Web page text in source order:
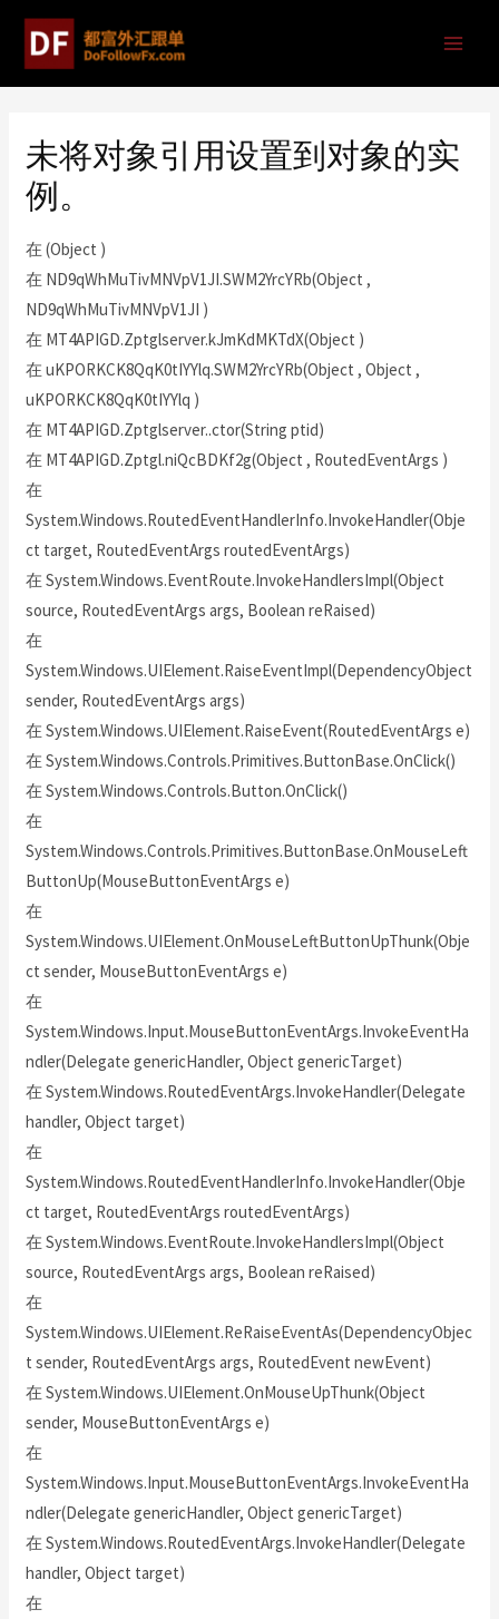
未将对象引用设置到对象的实
例。
在 (Object )
在 ND9qWhMuTivMNVpV1JI.SWM2YrcYRb(Object ,
ND9qWhMuTivMNVpV1JI )
在 MT4APIGD.Zptglserver.kJmKdMKTdX(Object )
在 uKPORKCK8QqK0tIYYlq.SWM2YrcYRb(Object , Object ,
uKPORKCK8QqK0tIYYlq )
在 MT4APIGD.Zptglserver..ctor(String ptid)
在 MT4APIGD.Zptgl.niQcBDKf2g(Object , RoutedEventArgs )
在
System.Windows.RoutedEventHandlerInfo.InvokeHandler(Obje
ct target, RoutedEventArgs routedEventArgs)
在 System.Windows.EventRoute.InvokeHandlersImpl(Object
source, RoutedEventArgs args, Boolean reRaised)
在
System.Windows.UIElement.RaiseEventImpl(DependencyObject
sender, RoutedEventArgs args)
在 System.Windows.UIElement.RaiseEvent(RoutedEventArgs e)
在 System.Windows.Controls.Primitives.ButtonBase.OnClick()
在 System.Windows.Controls.Button.OnClick()
在
System.Windows.Controls.Primitives.ButtonBase.OnMouseLeft
ButtonUp(MouseButtonEventArgs e)
在
System.Windows.UIElement.OnMouseLeftButtonUpThunk(Obje
ct sender, MouseButtonEventArgs e)
在
System.Windows.Input.MouseButtonEventArgs.InvokeEventHa
ndler(Delegate genericHandler, Object genericTarget)
在 System.Windows.RoutedEventArgs.InvokeHandler(Delegate
handler, Object target)
在
System.Windows.RoutedEventHandlerInfo.InvokeHandler(Obje
ct target, RoutedEventArgs routedEventArgs)
在 System.Windows.EventRoute.InvokeHandlersImpl(Object
source, RoutedEventArgs args, Boolean reRaised)
在
System.Windows.UIElement.ReRaiseEventAs(DependencyObjec
t sender, RoutedEventArgs args, RoutedEvent newEvent)
在 System.Windows.UIElement.OnMouseUpThunk(Object
sender, MouseButtonEventArgs e)
在
System.Windows.Input.MouseButtonEventArgs.InvokeEventHa
ndler(Delegate genericHandler, Object genericTarget)
在 System.Windows.RoutedEventArgs.InvokeHandler(Delegate
handler, Object target)
在